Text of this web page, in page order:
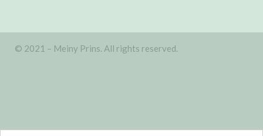
© 2021 – Meiny Prins. All rights reserved.